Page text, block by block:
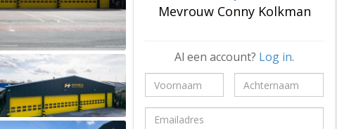
Mevrouw Conny Kolkman
Al een account? Log in.